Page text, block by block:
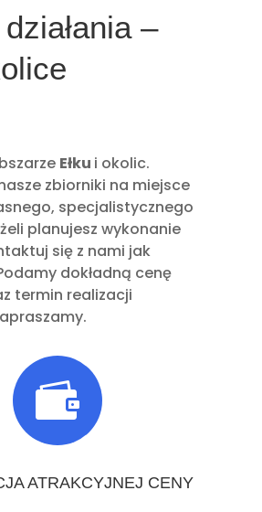
–
Ełku i okolic.
zbiorniki na miejsce
specjalistycznego
planujesz wykonanie
się z nami jak
dokładną cenę
termin realizacji

ATRAKCYJNEJ CENY